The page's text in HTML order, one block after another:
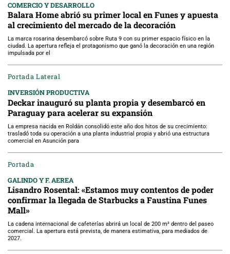
COMERCIO Y DESARROLLO
Balara Home abrió su primer local en Funes y apuesta
al crecimiento del mercado de la decoración
La marca rosarina desembarcó sobre Ruta 9 con su primer espacio físico en la
ciudad. La apertura refleja el protagonismo que ganó la decoración en una región
impulsada por el
Portada Lateral
INVERSIÓN PRODUCTIVA
Deckar inauguró su planta propia y desembarcó en
Paraguay para acelerar su expansión
La empresa nacida en Roldán consolidó este año dos hitos de su crecimiento:
trasladó toda su operación a una planta industrial propia y abrió una estructura
comercial en Asunción para
Portada
GALINDO Y F. AEREA
Lisandro Rosental: «Estamos muy contentos de poder
confirmar la llegada de Starbucks a Faustina Funes
Mall»
La cadena internacional de cafeterías abrirá un local de 200 m² dentro del paseo
comercial. La apertura está prevista, de manera estimativa, para mediados de
2027.